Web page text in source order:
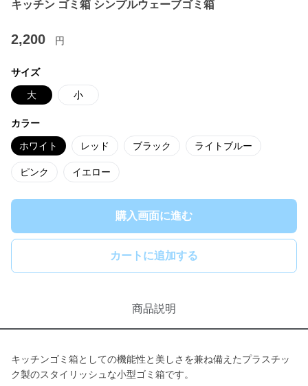
キッチン ゴミ箱 シンプルウェーブゴミ箱
2,200 円
サイズ
大 小
カラー
ホワイト レッド ブラック ライトブルー
ピンク イエロー
購入画面に進む
カートに追加する
商品説明
キッチンゴミ箱としての機能性と美しさを兼ね備えたプラスチッ
ク製のスタイリッシュな小型ゴミ箱です。